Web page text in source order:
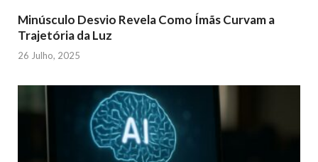
Minúsculo Desvio Revela Como Ímãs Curvam a
Trajetória da Luz
26 Julho, 2025